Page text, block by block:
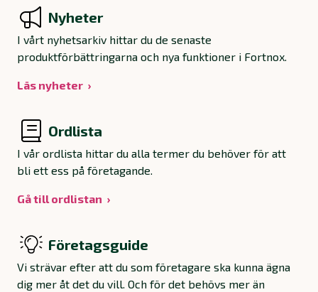
Nyheter
I vårt nyhetsarkiv hittar du de senaste
produktförbättringarna och nya funktioner i Fortnox.
Läs nyheter
Ordlista
I vår ordlista hittar du alla termer du behöver för att
bli ett ess på företagande.
Gå till ordlistan
Företagsguide
Vi strävar efter att du som företagare ska kunna ägna
dig mer åt det du vill. Och för det behövs mer än